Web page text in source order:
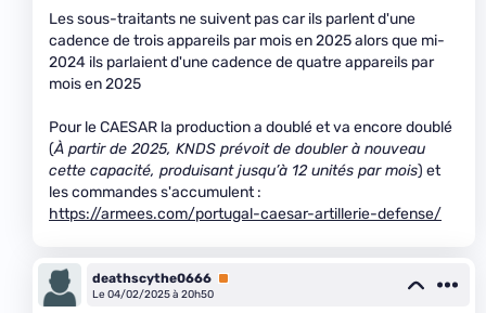
Les sous-traitants ne suivent pas car ils parlent d'une
cadence de trois appareils par mois en 2025 alors que mi-
2024 ils parlaient d'une cadence de quatre appareils par
mois en 2025
Pour le CAESAR la production a doublé et va encore doublé
(À partir de 2025, KNDS prévoit de doubler à nouveau
cette capacité, produisant jusqu’à 12 unités par mois) et
les commandes s'accumulent :
https://armees.com/portugal-caesar-artillerie-defense/
deathscythe0666 Premium
Le 04/02/2025 à 20h50